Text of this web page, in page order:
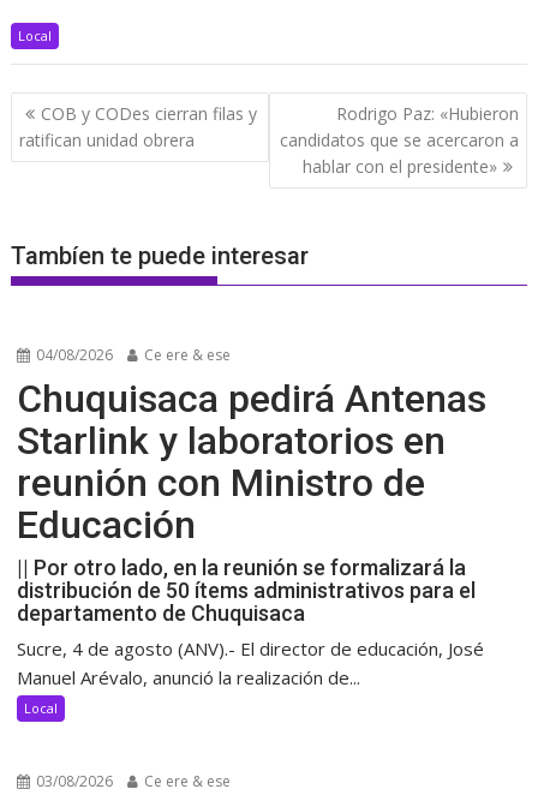
Local
Navegación
de
entradas
COB y CODes cierran filas y
ratifican unidad obrera
Rodrigo Paz: «Hubieron
candidatos que se acercaron a
hablar con el presidente»
Tambíen te puede interesar
04/08/2026 Ce ere & ese
Chuquisaca pedirá Antenas
Starlink y laboratorios en
reunión con Ministro de
Educación
|| Por otro lado, en la reunión se formalizará la
distribución de 50 ítems administrativos para el
departamento de Chuquisaca
Sucre, 4 de agosto (ANV).- El director de educación, José
Manuel Arévalo, anunció la realización de...
Local
03/08/2026 Ce ere & ese